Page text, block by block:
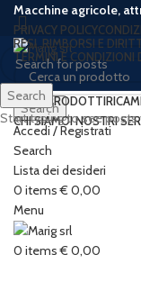
Macchine agricole,
PRIVACY POLICY
RESI, RIMBORSI E
TERMINI E CONDIZIONI
Search
Accedi / Registrati
Search
Lista dei desideri
0 items € 0,00
Menu
0 items € 0,00
HOME PRODOTTI
CHI SIAMOI NOSTRI
-16% New
Click to enlarge
Search
Start typing to see posts